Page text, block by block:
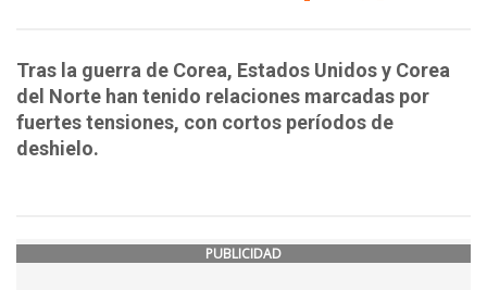
Tras la guerra de Corea, Estados Unidos y Corea
del Norte han tenido relaciones marcadas por
fuertes tensiones, con cortos períodos de
deshielo.
PUBLICIDAD